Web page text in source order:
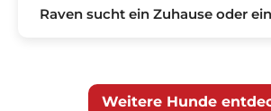
Raven sucht ein Zuhause oder
Weitere Hunde